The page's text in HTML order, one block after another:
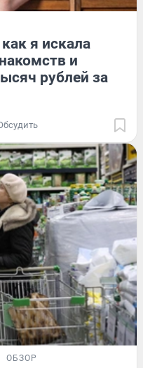
я искала
и
рублей за
ОБЗОР